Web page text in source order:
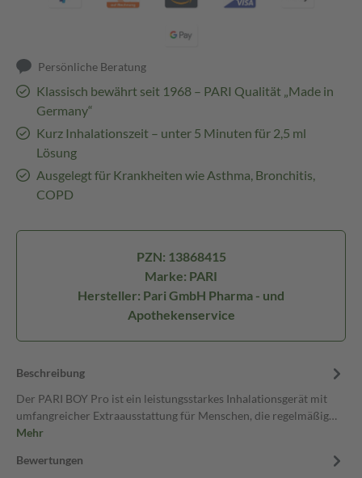
Persönliche Beratung
Klassisch bewährt seit 1968 – PARI Qualität „Made in
Germany“
Kurz Inhalationszeit – unter 5 Minuten für 2,5 ml
Lösung
Ausgelegt für Krankheiten wie Asthma, Bronchitis,
COPD
PZN: 13868415
Marke: PARI
Hersteller: Pari GmbH Pharma - und
Apothekenservice
Beschreibung
Der PARI BOY Pro ist ein leistungsstarkes Inhalationsgerät mit
umfangreicher Extraausstattung für Menschen, die regelmäßig…
Mehr
Bewertungen